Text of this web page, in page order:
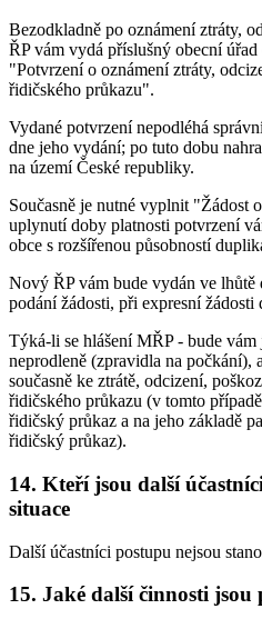
Bezodkladně po oznámení ztráty,
ŘP vám vydá příslušný obecní
"Potvrzení o oznámení ztráty,
řidičského průkazu".
Vydané potvrzení nepodléhá
dne jeho vydání; po tuto dobu
na území České republiky.
Současně je nutné vyplnit "Žádost
uplynutí doby platnosti potvrzení
obce s rozšířenou působností
Nový ŘP vám bude vydán ve lhůtě
podání žádosti, při expresní žádosti
Týká-li se hlášení MŘP - bude
neprodleně (zpravidla na počkání),
současně ke ztrátě, odcizení,
řidičského průkazu (v tomto
řidičský průkaz a na jeho základě
řidičský průkaz).
14. Kteří jsou další
situace
Další účastníci postupu nejsou
15. Jaké další činnosti